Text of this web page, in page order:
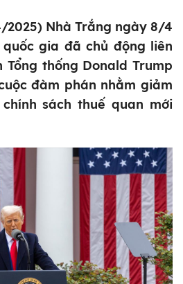
2025) Nhà Trắng ngày 8/4
gia đã chủ động liên
Tổng thống Donald Trump
đàm phán nhằm giảm
sách thuế quan mới